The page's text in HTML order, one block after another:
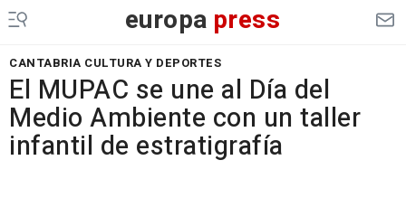
europa press
CANTABRIA CULTURA Y DEPORTES
El MUPAC se une al Día del
Medio Ambiente con un taller
infantil de estratigrafía